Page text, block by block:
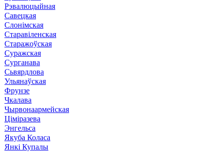
Рэвалюцыйная
Савецкая
Слонімская
Старавіленская
Старажоўская
Суражская
Сурганава
Сьвярдлова
Ульянаўская
Фрунзе
Чкалава
Чырвонаармейская
Ціміразева
Энгельса
Якуба Коласа
Янкі Купалы